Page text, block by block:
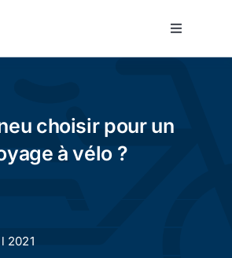
Toggle
choisir pour un
à vélo ?
2021